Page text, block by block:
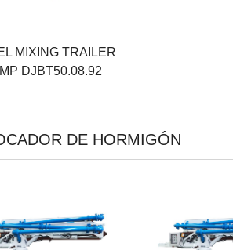
MIXING TRAILER
DJBT50.08.92
DE HORMIGÓN
del radio
Posición del
13.5 M